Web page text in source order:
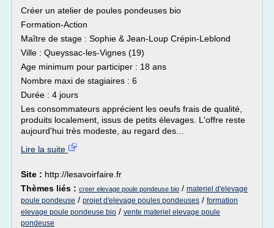
Créer un atelier de poules pondeuses bio
Formation-Action
Maître de stage : Sophie & Jean-Loup Crépin-Leblond
Ville : Queyssac-les-Vignes (19)
Age minimum pour participer : 18 ans
Nombre maxi de stagiaires : 6
Durée : 4 jours
Les consommateurs apprécient les oeufs frais de qualité,
produits localement, issus de petits élevages. L'offre reste
aujourd'hui très modeste, au regard des...
Lire la suite
Site : http://lesavoirfaire.fr
Thèmes liés : creer elevage poule pondeuse bio / materiel d'elevage
poule pondeuse / projet d'elevage poules pondeuses / formation
elevage poule pondeuse bio / vente materiel elevage poule
pondeuse